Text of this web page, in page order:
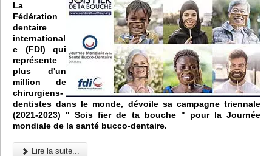
La
Fédération
dentaire
international
e (FDI) qui
représente
plus d'un
million de
chirurgiens-
dentistes dans le monde, dévoile sa campagne triennale
(2021-2023) " Sois fier de ta bouche " pour la Journée
mondiale de la santé bucco-dentaire.
Lire la suite...